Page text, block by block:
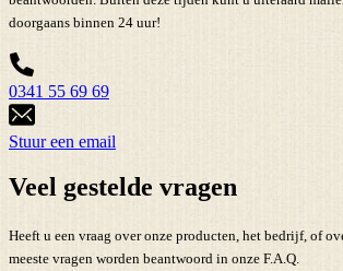
doorgaans binnen 24 uur!
0341 55 69 69
Stuur een email
Veel gestelde vragen
Heeft u een vraag over onze producten, het bedrijf, of
meeste vragen worden beantwoord in onze F.A.Q.